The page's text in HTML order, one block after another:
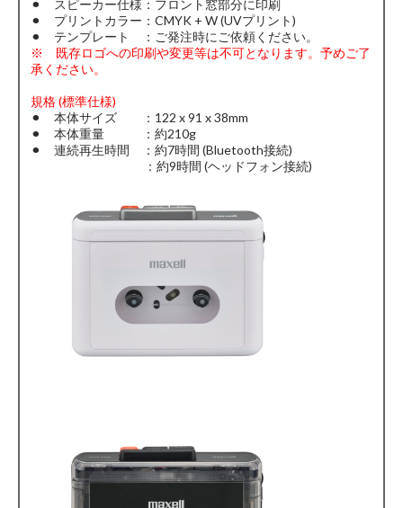
⚫︎ スピーカー仕様：フロント窓部分に印刷
⚫︎ プリントカラー：CMYK + W (UVプリント)
⚫︎ テンプレート ：ご発注時にご依頼ください。
※ 既存ロゴへの印刷や変更等は不可となります。予めご了
承ください。
規格 (標準仕様)
⚫︎ 本体サイズ ：122 x 91 x 38mm
⚫︎ 本体重量 ：約210g
⚫︎ 連続再生時間 ：約7時間 (Bluetooth接続)
：約9時間 (ヘッドフォン接続)